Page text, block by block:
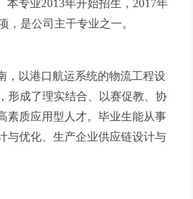
本专业2013年开始招生，2017年
是公司主干专业之一。
，以港口航运系统的物流工程设
形成了理实结合、以赛促教、协
素质应用型人才。毕业生能从事
与优化、生产企业供应链设计与